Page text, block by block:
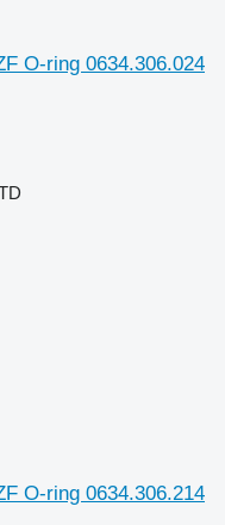
O-ring 0634.306.024
O-ring 0634.306.214